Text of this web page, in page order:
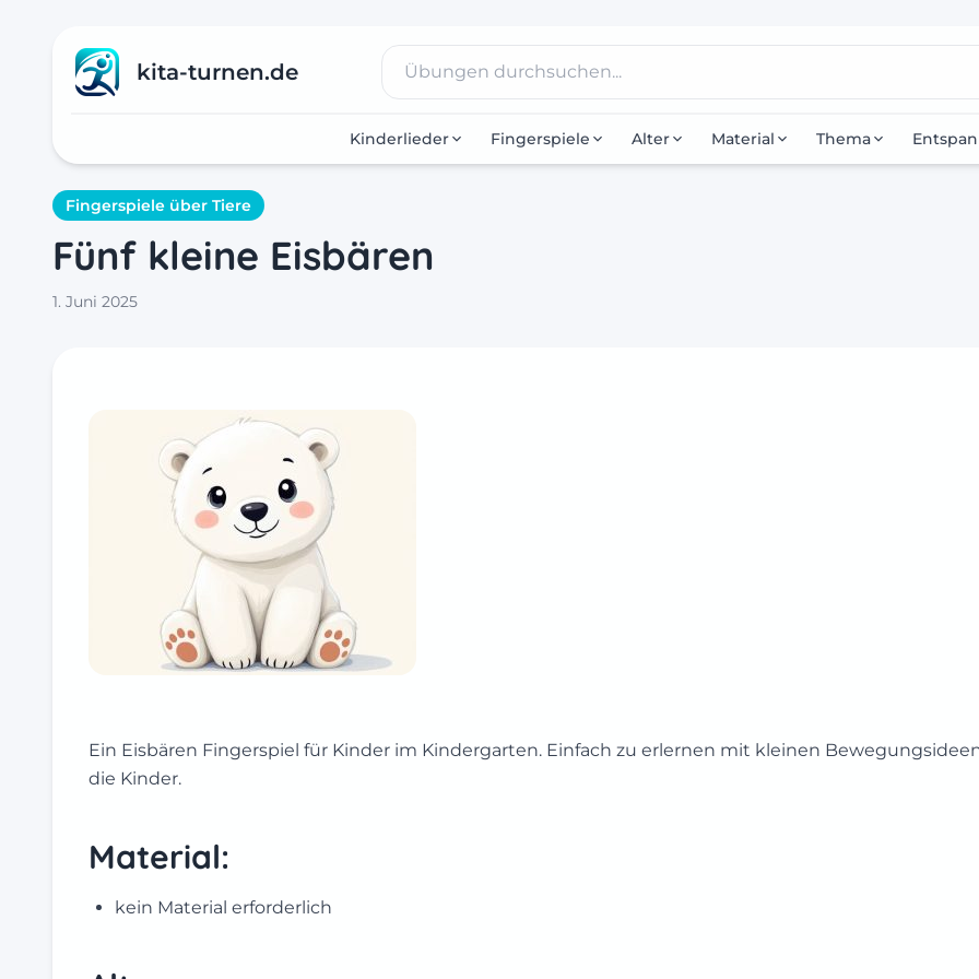
kita-turnen.de
Kinderlieder Fingerspiele Alter Material Thema
Fingerspiele über Tiere
Fünf kleine Eisbären
1. Juni 2025
Ein Eisbären Fingerspiel für Kinder im Kindergarten. Einfach zu erlernen mit kleinen
die Kinder.
Material:
kein Material erforderlich